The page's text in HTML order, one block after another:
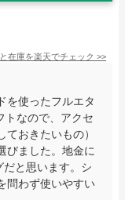
在庫を楽天でチェック >>
を使ったフルエタ
トなので、アクセ
おきたいもの）
びました。地金に
と思います。シ
問わず使いやすい